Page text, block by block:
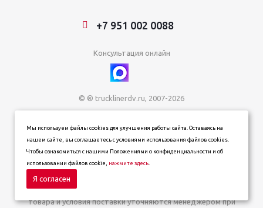
+7 951 002 0088
Консультация онлайн
© ® trucklinerdv.ru, 2007-2026
Информация о товарах, ценах и наличии на сайте носит
информационный характер и не является публичной офертой,
определяемой положениями статьи 437 (п. 2) Гражданского
кодекса Российской Федерации. Окончательная цена, наличие
товара и условия поставки уточняются менеджером при
ИНН 253612854202
ОГРН 320253600063402
Мы используем файлы cookies для улучшения работы сайта. Оставаясь на
нашем сайте, вы соглашаетесь с условиями использования файлов cookies.
Чтобы ознакомиться с нашими Положениями о конфиденциальности и об
использовании файлов cookie, нажмите здесь.
Я согласен